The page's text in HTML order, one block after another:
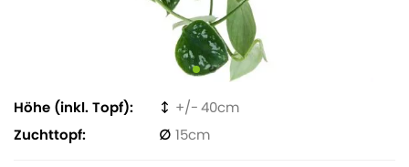
Höhe (inkl. Topf)
40
Zuchttopf
15